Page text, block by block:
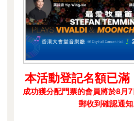
本活動登記名額已滿
成功獲分配門票的會員將於8月
郵收到確認通知